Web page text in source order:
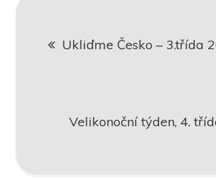
Navigace
proUkliďme Česko – 3.třída
Velikonoční týden, 4.